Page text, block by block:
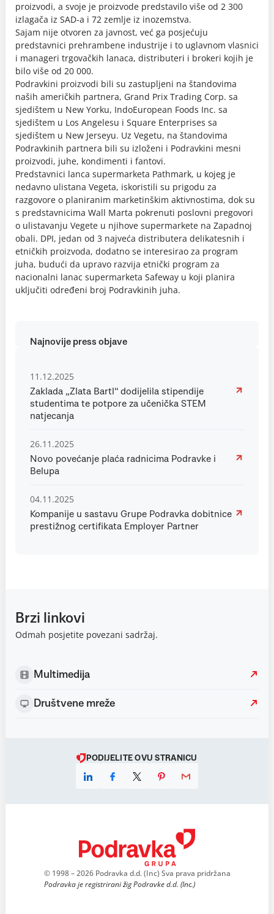
proizvodi, a svoje je proizvode predstavilo više od 2 300
izlagača iz SAD-a i 72 zemlje iz inozemstva.
Sajam nije otvoren za javnost, već ga posjećuju
predstavnici prehrambene industrije i to uglavnom vlasnici
i manageri trgovačkih lanaca, distributeri i brokeri kojih je
bilo više od 20 000.
Podravkini proizvodi bili su zastupljeni na štandovima
naših američkih partnera, Grand Prix Trading Corp. sa
sjedištem u New Yorku, IndoEuropean Foods Inc. sa
sjedištem u Los Angelesu i Square Enterprises sa
sjedištem u New Jerseyu. Uz Vegetu, na štandovima
Podravkinih partnera bili su izloženi i Podravkini mesni
proizvodi, juhe, kondimenti i fantovi.
Predstavnici lanca supermarketa Pathmark, u kojeg je
nedavno ulistana Vegeta, iskoristili su prigodu za
razgovore o planiranim marketinškim aktivnostima, dok su
s predstavnicima Wall Marta pokrenuti poslovni pregovori
o ulistavanju Vegete u njihove supermarkete na Zapadnoj
obali. DPI, jedan od 3 najveća distributera delikatesnih i
etničkih proizvoda, dodatno se interesirao za program
juha, budući da upravo razvija etnički program za
nacionalni lanac supermarketa Safeway u koji planira
uključiti određeni broj Podravkinih juha.
Najnovije press objave
11.12.2025
Zaklada „Zlata Bartl“ dodijelila stipendije
studentima te potpore za učenička STEM
natjecanja
26.11.2025
Novo povećanje plaća radnicima Podravke i
Belupa
04.11.2025
Kompanije u sastavu Grupe Podravka dobitnice
prestižnog certifikata Employer Partner
Brzi linkovi
Odmah posjetite povezani sadržaj.
Multimedija
Društvene mreže
PODIJELITE OVU STRANICU
© 1998 – 2026 Podravka d.d. (Inc) Sva prava pridržana
Podravka je registrirani žig Podravke d.d. (Inc.)